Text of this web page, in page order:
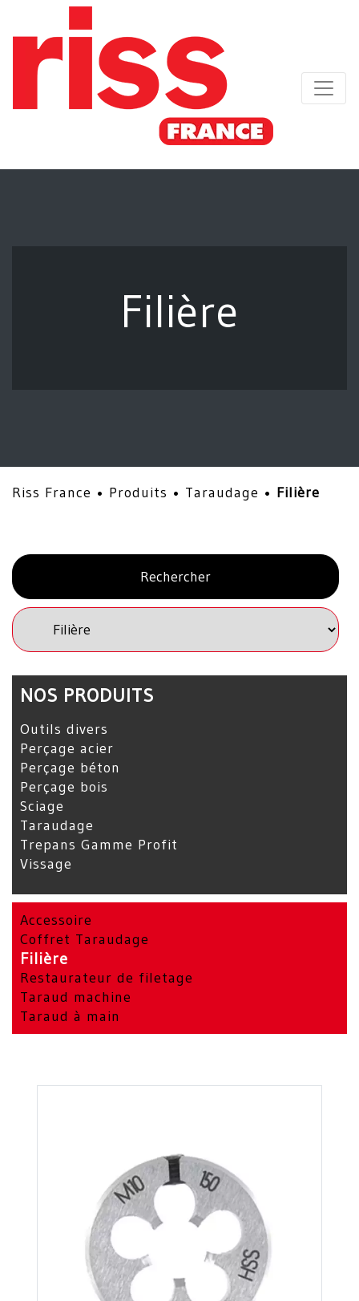
Filière
Riss France • Produits • Taraudage • Filière
NOS PRODUITS
Outils divers
Perçage acier
Perçage béton
Perçage bois
Sciage
Taraudage
Trepans Gamme Profit
Vissage
Accessoire
Coffret Taraudage
Filière
Restaurateur de filetage
Taraud machine
Taraud à main